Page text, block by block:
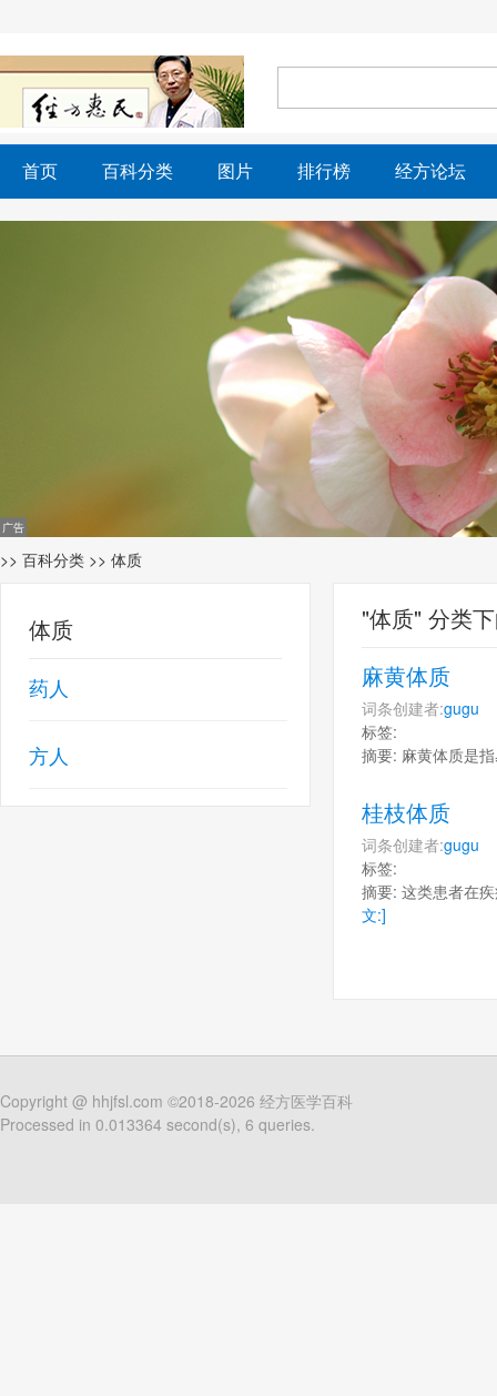
首页 百科分类 图片 排行榜 经方论坛
>> 百科分类 >> 体质
"体质" 分类
麻黄体质
词条创建者:gugu
标签:
摘要: 麻黄体质是
桂枝体质
词条创建者:gugu
标签:
摘要: 这类患者在
文:]
体质
药人
方人
Copyright @ hhjfsl.com ©2018-2026 经方医学百科
Processed in 0.013364 second(s), 6 queries.